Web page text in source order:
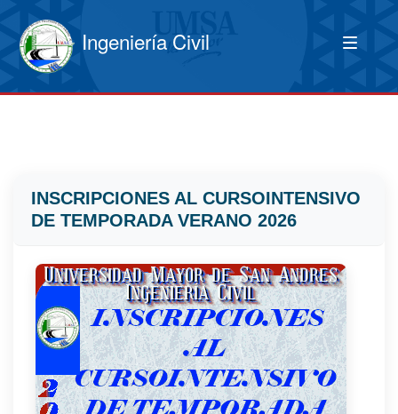
Ingeniería Civil
INSCRIPCIONES AL CURSOINTENSIVO
DE TEMPORADA VERANO 2026